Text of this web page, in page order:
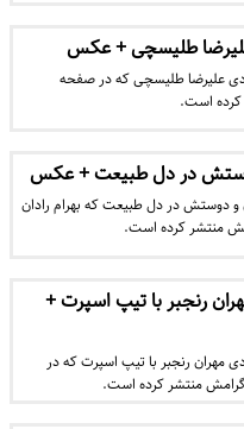
طلیسچی + عکس
علیرضا طلیسچی که در صفحه
کرده است.
دوستش در دل طبیعت + عکس
و دوستش در دل طبیعت که بهرام رادان
منتشر کرده است.
رنجبر با تیپ اسپرت +
مهران رنجبر با تیپ اسپرت که در
منتشر کرده است.